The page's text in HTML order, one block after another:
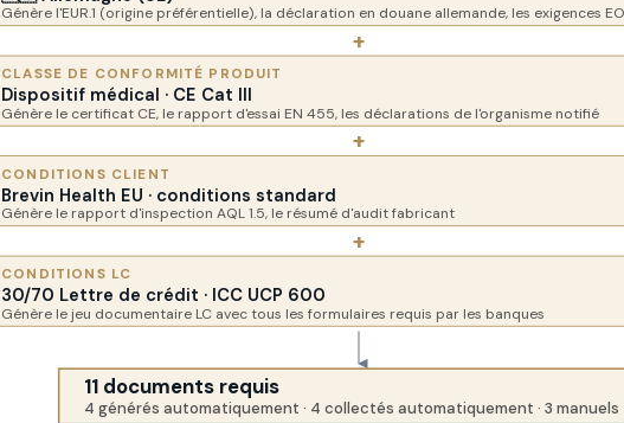
Génère l'EUR.1 (origine préférentielle), la déclaration en douane allemande, les exigences
+
CLASSE DE CONFORMITÉ PRODUIT
Dispositif médical · CE Cat III
Génère le certificat CE, le rapport d'essai EN 455, les déclarations de l'organisme notifié
+
CONDITIONS CLIENT
Brevin Health EU · conditions standard
Génère le rapport d'inspection AQL 1.5, le résumé d'audit fabricant
+
CONDITIONS LC
30/70 Lettre de crédit · ICC UCP 600
Génère le jeu documentaire LC avec tous les formulaires requis par les banques
11 documents requis
4 générés automatiquement · 4 collectés automatiquement · 3 manuels